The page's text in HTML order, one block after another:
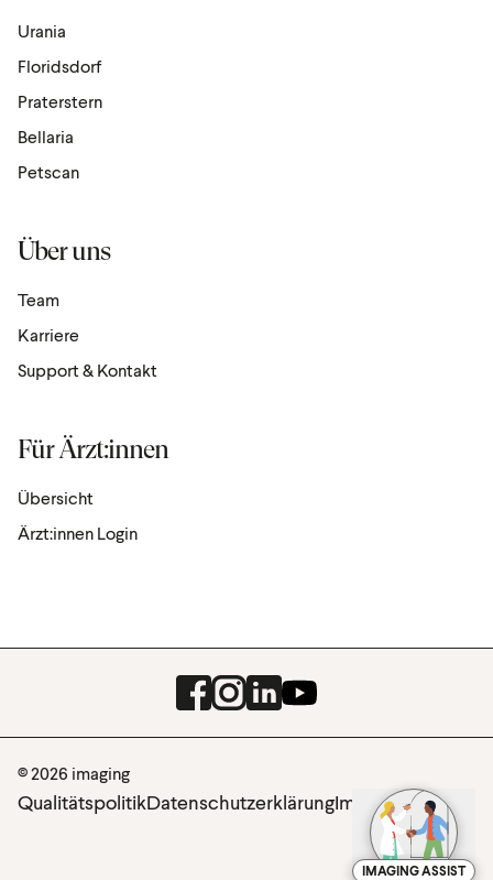
Urania
Floridsdorf
Praterstern
Bellaria
Petscan
Über uns
Team
Karriere
Support & Kontakt
Für Ärzt:innen
Übersicht
Ärzt:innen Login
Facebook
Instagram
LinkedInYoutube
© 2026 imaging
QualitätspolitikDatenschutzerklärungImpressum
IMAGING ASSIST